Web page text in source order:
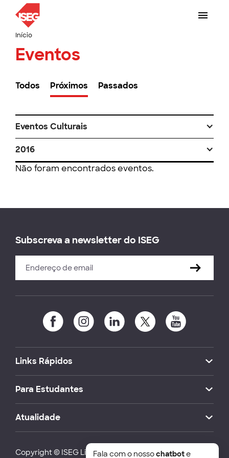
Início
Eventos
Todos Próximos Passados
Eventos Culturais
2016
Não foram encontrados eventos.
Subscreva a newsletter do ISEG
Links Rápidos
Para Estudantes
Atualidade
Copyright © ISEG Lisbon School of Economics and
Fala com o nossochatbote